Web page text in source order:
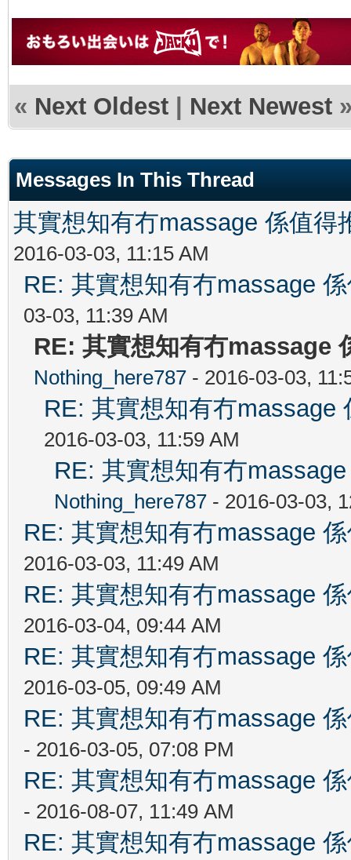
« Next Oldest | Next Newest
Messages In This Thread
其實想知有冇massage 係值得
2016-03-03, 11:15 AM
RE: 其實想知有冇massage
03-03, 11:39 AM
RE: 其實想知有冇massage
Nothing_here787 - 2016-03-03,
RE: 其實想知有冇massage
2016-03-03, 11:59 AM
RE: 其實想知有冇
Nothing_here787 - 2016-03-03,
RE: 其實想知有冇massage
2016-03-03, 11:49 AM
RE: 其實想知有冇massage
2016-03-04, 09:44 AM
RE: 其實想知有冇massage
2016-03-05, 09:49 AM
RE: 其實想知有冇massage
- 2016-03-05, 07:08 PM
RE: 其實想知有冇massage
- 2016-08-07, 11:49 AM
RE: 其實想知有冇massage